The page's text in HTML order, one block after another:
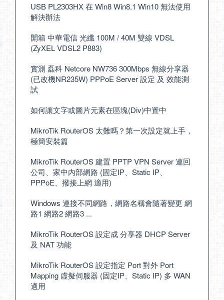
USB PL2303HX 在 Win8 Win8.1 Win10 無法使用
解決辦法
開箱 中華電信 光纖 100M / 40M 雙線 VDSL
(ZyXEL VDSL2 P883)
實測 磊科 Netcore NW736 300Mbps 無線分享器
(已改機NR235W) PPPoE Server 設定 及 效能測
試
如何讓文字或圖片元素在區塊(Div)中置中
MikroTik RouterOS 太難嗎？第一次設定就上手，
極簡安裝篇
MikroTik RouterOS 建置 PPTP VPN Server 連回
公司、家中內部網路 (固定IP、Static IP、
PPPoE、撥接上網 適用)
Windows 連接不同網路，網路名稱會隨著變更 網
路1 網路2 網路3 ...
MikroTik RouterOS 設定成 分享器 DHCP Server
及 NAT 功能
MikroTik RouterOS 設定指定 Port 對外 Port
Mapping 虛擬伺服器 (固定IP、Static IP) 多 WAN
適用